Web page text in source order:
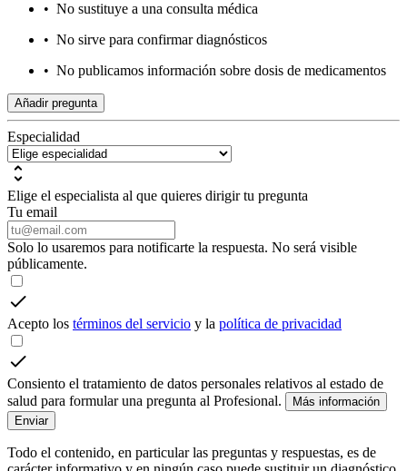
• No sustituye a una consulta médica
• No sirve para confirmar diagnósticos
• No publicamos información sobre dosis de medicamentos
Añadir pregunta
Especialidad
Elige el especialista al que quieres dirigir tu pregunta
Tu email
Solo lo usaremos para notificarte la respuesta. No será visible
públicamente.
Acepto los términos del servicio y la política de privacidad
Consiento el tratamiento de datos personales relativos al estado de
salud para formular una pregunta al Profesional.
Más información
Enviar
Todo el contenido, en particular las preguntas y respuestas, es de